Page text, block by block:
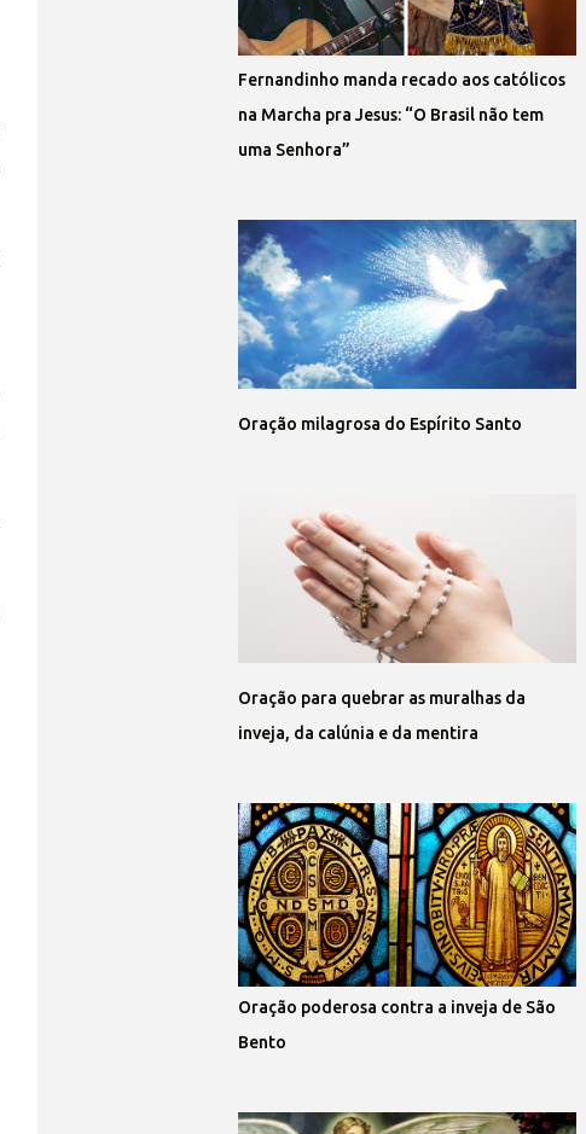
Fernandinho manda recado aos católicos
na Marcha pra Jesus: “O Brasil não tem
uma Senhora”
Oração milagrosa do Espírito Santo
Oração para quebrar as muralhas da
inveja, da calúnia e da mentira
Oração poderosa contra a inveja de São
Bento